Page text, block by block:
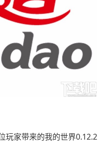
家带来的我的世界0.12.2